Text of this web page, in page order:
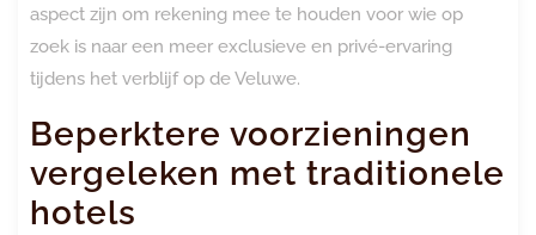
aspect zijn om rekening mee te houden voor wie op
zoek is naar een meer exclusieve en privé-ervaring
tijdens het verblijf op de Veluwe.
Beperktere voorzieningen
vergeleken met traditionele
hotels